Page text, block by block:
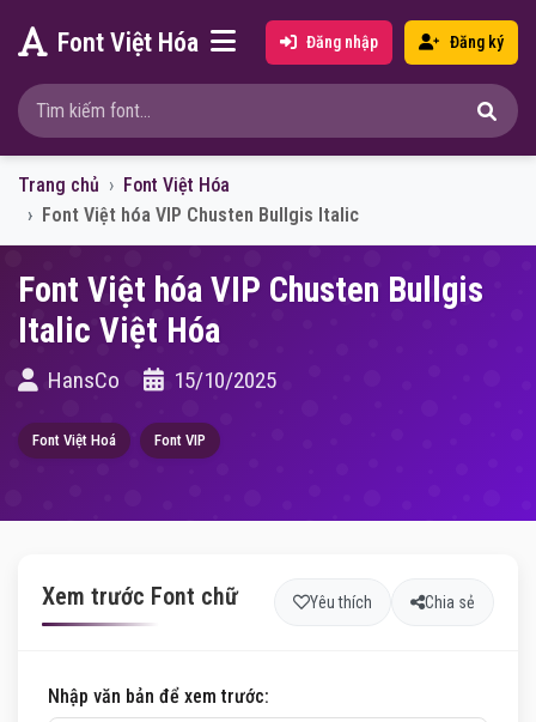
Font Việt Hóa Đăng nhập Đăng ký
Trang chủ
Font Việt Hóa
Font Việt hóa VIP Chusten Bullgis Italic
Font Việt hóa VIP Chusten Bullgis
Italic Việt Hóa
HansCo 15/10/2025
Font Việt Hoá Font VIP
Xem trước Font chữ Yêu thích Chia sẻ
Nhập văn bản để xem trước: